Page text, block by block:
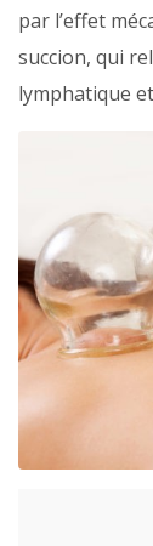
par l’effet
succion, qui
lymphatique